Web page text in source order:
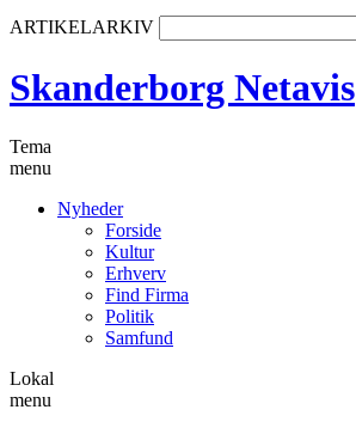
ARTIKELARKIV
Skanderborg Netavis
Tema
menu
Nyheder
Forside
Kultur
Erhverv
Find Firma
Politik
Samfund
Lokal
menu